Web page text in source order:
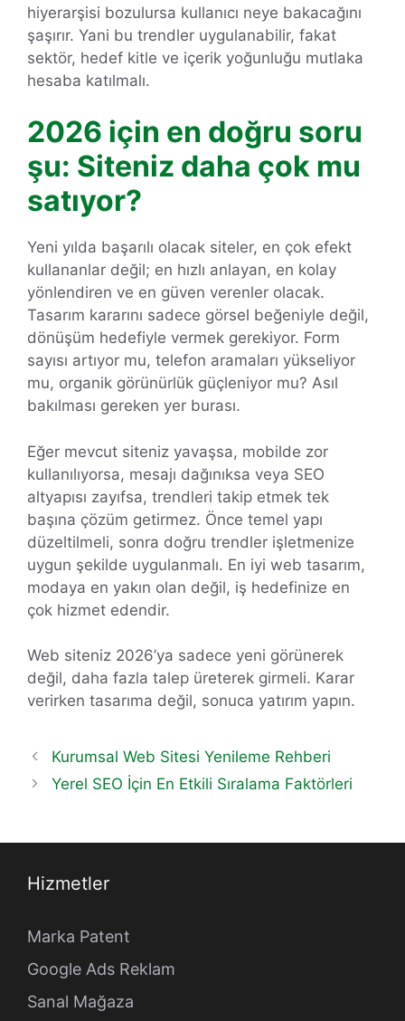
hiyerarşisi bozulursa kullanıcı neye bakacağını
şaşırır. Yani bu trendler uygulanabilir, fakat
sektör, hedef kitle ve içerik yoğunluğu mutlaka
hesaba katılmalı.
2026 için en doğru soru
şu: Siteniz daha çok mu
satıyor?
Yeni yılda başarılı olacak siteler, en çok efekt
kullananlar değil; en hızlı anlayan, en kolay
yönlendiren ve en güven verenler olacak.
Tasarım kararını sadece görsel beğeniyle değil,
dönüşüm hedefiyle vermek gerekiyor. Form
sayısı artıyor mu, telefon aramaları yükseliyor
mu, organik görünürlük güçleniyor mu? Asıl
bakılması gereken yer burası.
Eğer mevcut siteniz yavaşsa, mobilde zor
kullanılıyorsa, mesajı dağınıksa veya SEO
altyapısı zayıfsa, trendleri takip etmek tek
başına çözüm getirmez. Önce temel yapı
düzeltilmeli, sonra doğru trendler işletmenize
uygun şekilde uygulanmalı. En iyi web tasarım,
modaya en yakın olan değil, iş hedefinize en
çok hizmet edendir.
Web siteniz 2026’ya sadece yeni görünerek
değil, daha fazla talep üreterek girmeli. Karar
verirken tasarıma değil, sonuca yatırım yapın.
Kurumsal Web Sitesi Yenileme Rehberi
Yerel SEO İçin En Etkili Sıralama Faktörleri
Hizmetler
Marka Patent
Google Ads Reklam
Sanal Mağaza